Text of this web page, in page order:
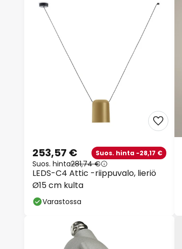
LEDS-C4 Attic -riippuvalo, lieriö
Ø15 cm kulta
253,57 € Suos. hinta -28,17 €
Suos. hinta281,74 €
Varastossa